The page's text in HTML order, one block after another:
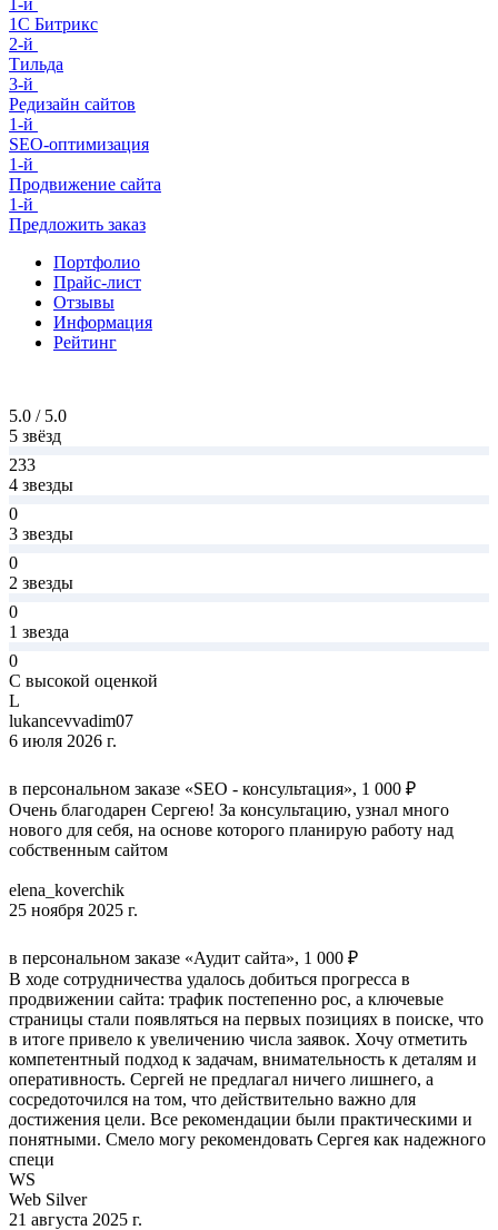
1С Битрикс
2-й
Тильда
3-й
Редизайн сайтов
1-й
SEO-оптимизация
1-й
Продвижение сайта
1-й
Предложить заказ
Портфолио
Прайс-лист
Отзывы
Информация
Рейтинг
5.0 / 5.0
5 звёзд
233
4 звезды
0
3 звезды
0
2 звезды
0
1 звезда
0
С высокой оценкой
L
lukancevvadim07
6 июля 2026 г.
в персональном заказе «SEO - консультация», 1 000 ₽
Очень благодарен Сергею! За консультацию, узнал много
нового для себя, на основе которого планирую работу над
собственным сайтом
elena_koverchik
25 ноября 2025 г.
в персональном заказе «Аудит сайта», 1 000 ₽
В ходе сотрудничества удалось добиться прогресса в
продвижении сайта: трафик постепенно рос, а ключевые
страницы стали появляться на первых позициях в поиске, что
в итоге привело к увеличению числа заявок. Хочу отметить
компетентный подход к задачам, внимательность к деталям и
оперативность. Сергей не предлагал ничего лишнего, а
сосредоточился на том, что действительно важно для
достижения цели. Все рекомендации были практическими и
понятными. Смело могу рекомендовать Сергея как надежного
специ
WS
Web Silver
21 августа 2025 г.